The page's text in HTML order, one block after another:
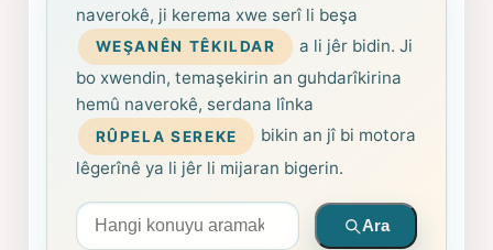
naverokê, ji kerema xwe serî li beşa
WEŞANÊN TÊKILDAR
a li jêr bidin. Ji
bo xwendin, temaşekirin an guhdarîkirina
hemû naverokê, serdana lînka
RÛPELA SEREKE
bikin an jî bi motora
lêgerînê ya li jêr li mijaran bigerin.
Arama yapın
Ara